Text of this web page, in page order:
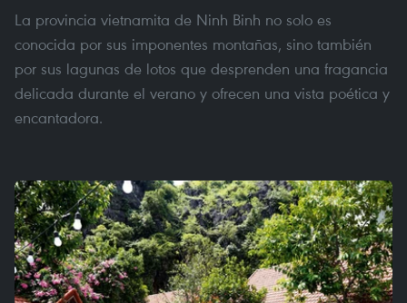
La provincia vietnamita de Ninh Binh no solo es
conocida por sus imponentes montañas, sino también
por sus lagunas de lotos que desprenden una fragancia
delicada durante el verano y ofrecen una vista poética y
encantadora.